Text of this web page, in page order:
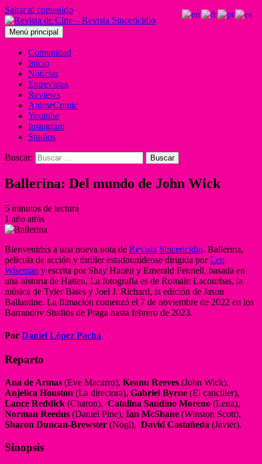
Saltar al contenido
Menú principal
Comunidad
Inicio
Noticias
Entrevistas
Reviews
AnimeComic
Youtube
Instagram
Studios
Buscar:
Ballerina: Del mundo de John Wick
5 minutos de lectura
1 año atrás
Bienvenidxs a una nueva nota de Revista Sincericidio. Ballerina,
película de acción y thriller estadounidense dirigida porLen
Wiseman y escrita por Shay Hatten y Emerald Fennell, basada en
una historia de Hatten. La fotografía es de Romain Lacourbas, la
música de Tyler Bates y Joel J. Richard, la edición de Jason
Ballantine. La filmación comenzó el 7 de noviembre de 2022 en los
Barrandov Studios de Praga hasta febrero de 2023.
Por Daniel López Pacha
Reparto
Ana de Armas (Eve Macarro), Keanu Reeves (John Wick),
Anjelica Houston (La directora), Gabriel Byrne (El canciller),
Lance Reddick (Charon), Catalina Sandino Moreno (Lena),
Norman Reedus (Daniel Pine), Ian McShane (Winston Scott),
Sharon Duncan-Brewster (Nogi), David Castañeda (Javier).
Sinopsis